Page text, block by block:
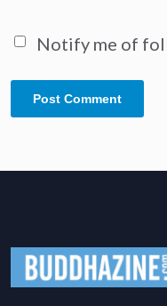
Notify me of